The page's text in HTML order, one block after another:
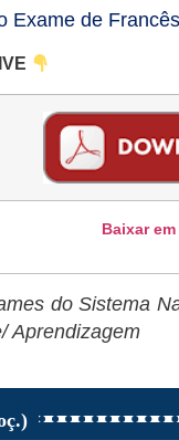
Exame de
Baixar
do Sistema
Aprendizagem